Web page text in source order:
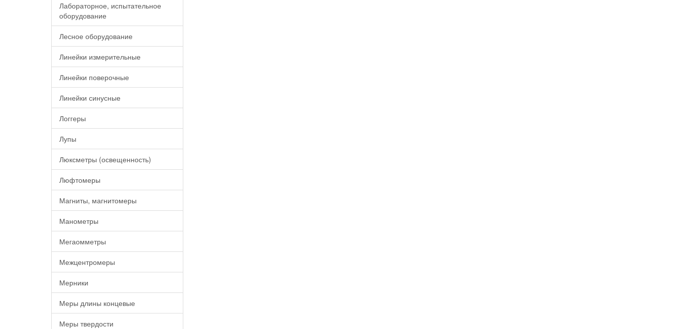
Лабораторное, испытательное
оборудование
Лесное оборудование
Линейки измерительные
Линейки поверочные
Линейки синусные
Логгеры
Лупы
Люксметры (освещенность)
Люфтомеры
Магниты, магнитомеры
Манометры
Мегаомметры
Межцентромеры
Мерники
Меры длины концевые
Меры твердости